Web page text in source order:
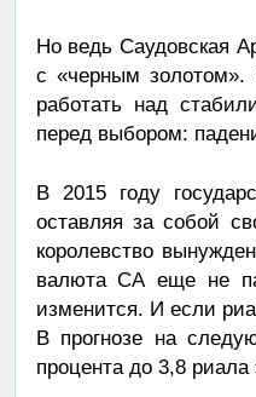
Но ведь Саудовская
с «черным золотом».
работать над
перед выбором:
В 2015 году
оставляя за собой
королевство
валюта СА еще не
изменится. И если
В прогнозе на
процента до 3,8 риала